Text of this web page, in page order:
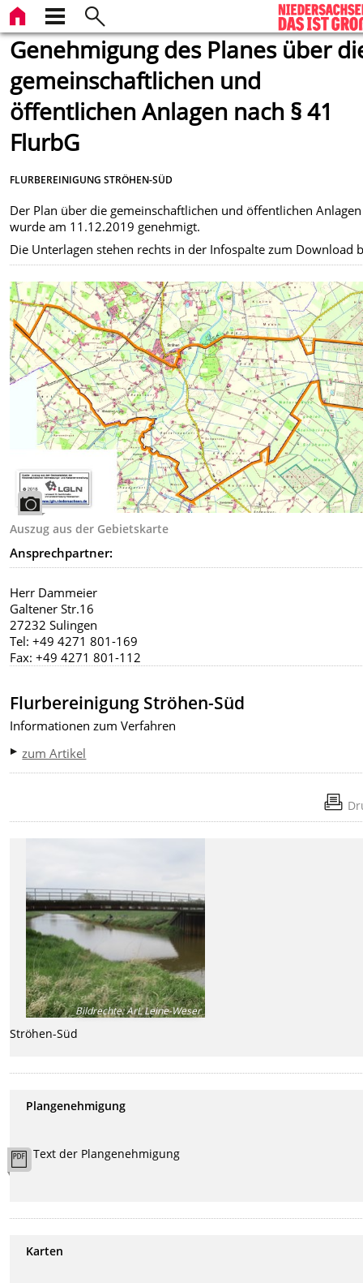
Genehmigung des Planes über
gemeinschaftlichen und
öffentlichen Anlagen nach § 41
FlurbG
FLURBEREINIGUNG STRÖHEN-SÜD
Der Plan über die gemeinschaftlichen und öffentlichen Anlagen
wurde am 11.12.2019 genehmigt.
Die Unterlagen stehen rechts in der Infospalte zum Download
Auszug aus der Gebietskarte
Ansprechpartner:
Herr Dammeier
Galtener Str.16
27232 Sulingen
Tel: +49 4271 801-169
Fax: +49 4271 801-112
Flurbereinigung Ströhen-Süd
Informationen zum Verfahren
zum Artikel
Bildrechte:ArL Leine-Weser
Ströhen-Süd
Plangenehmigung
Text der Plangenehmigung
Karten